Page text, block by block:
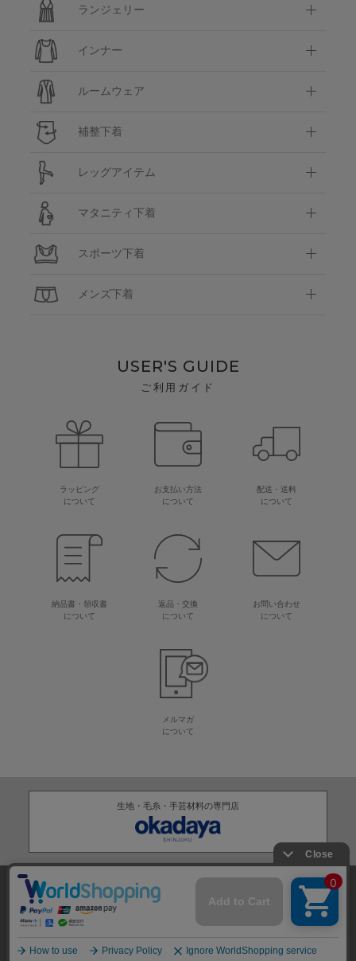
ランジェリー
インナー
ルームウェア
補整下着
レッグアイテム
マタニティ下着
スポーツ下着
メンズ下着
USER'S GUIDE
ご利用ガイド
ラッピング
について
お支払い方法
について
配送・送料
について
納品書・領収書
について
返品・交換
について
お問い合わせ
について
メルマガ
について
生地・毛糸・手芸材料の専門店
株式会社オカダヤ
特定商取引法に基づく表記 プライバシーポリシー サイトマップ